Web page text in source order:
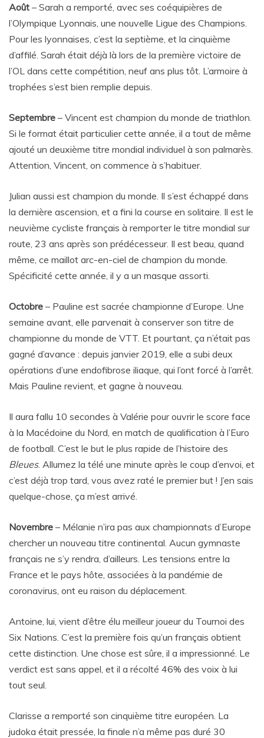
Août – Sarah a remporté, avec ses coéquipières de
l’Olympique Lyonnais, une nouvelle Ligue des Champions.
Pour les lyonnaises, c’est la septième, et la cinquième
d’affilé. Sarah était déjà là lors de la première victoire de
l’OL dans cette compétition, neuf ans plus tôt. L’armoire à
trophées s’est bien remplie depuis.
Septembre – Vincent est champion du monde de triathlon.
Si le format était particulier cette année, il a tout de même
ajouté un deuxième titre mondial individuel à son palmarès.
Attention, Vincent, on commence à s’habituer.
Julian aussi est champion du monde. Il s’est échappé dans
la dernière ascension, et a fini la course en solitaire. Il est le
neuvième cycliste français à remporter le titre mondial sur
route, 23 ans après son prédécesseur. Il est beau, quand
même, ce maillot arc-en-ciel de champion du monde.
Spécificité cette année, il y a un masque assorti.
Octobre – Pauline est sacrée championne d’Europe. Une
semaine avant, elle parvenait à conserver son titre de
championne du monde de VTT. Et pourtant, ça n’était pas
gagné d’avance : depuis janvier 2019, elle a subi deux
opérations d’une endofibrose iliaque, qui l’ont forcé à l’arrêt.
Mais Pauline revient, et gagne à nouveau.
Il aura fallu 10 secondes à Valérie pour ouvrir le score face
à la Macédoine du Nord, en match de qualification à l’Euro
de football. C’est le but le plus rapide de l’histoire des
Bleues. Allumez la télé une minute après le coup d’envoi, et
c’est déjà trop tard, vous avez raté le premier but ! J’en sais
quelque-chose, ça m’est arrivé.
Novembre – Mélanie n’ira pas aux championnats d’Europe
chercher un nouveau titre continental. Aucun gymnaste
français ne s’y rendra, d’ailleurs. Les tensions entre la
France et le pays hôte, associées à la pandémie de
coronavirus, ont eu raison du déplacement.
Antoine, lui, vient d’être élu meilleur joueur du Tournoi des
Six Nations. C’est la première fois qu’un français obtient
cette distinction. Une chose est sûre, il a impressionné. Le
verdict est sans appel, et il a récolté 46% des voix à lui
tout seul.
Clarisse a remporté son cinquième titre européen. La
judoka était pressée, la finale n’a même pas duré 30